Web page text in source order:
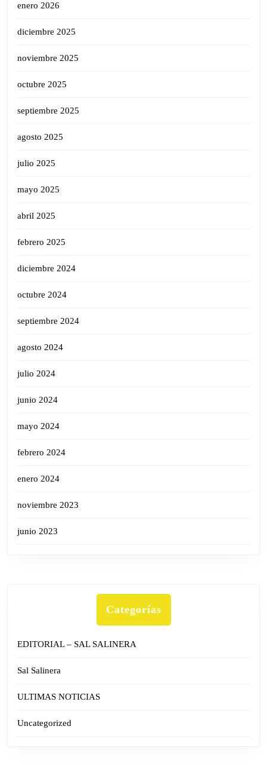
enero 2026
diciembre 2025
noviembre 2025
octubre 2025
septiembre 2025
agosto 2025
julio 2025
mayo 2025
abril 2025
febrero 2025
diciembre 2024
octubre 2024
septiembre 2024
agosto 2024
julio 2024
junio 2024
mayo 2024
febrero 2024
enero 2024
noviembre 2023
junio 2023
Categorías
EDITORIAL – SAL SALINERA
Sal Salinera
ULTIMAS NOTICIAS
Uncategorized